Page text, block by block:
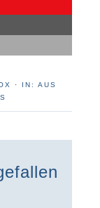
· IN: AUS